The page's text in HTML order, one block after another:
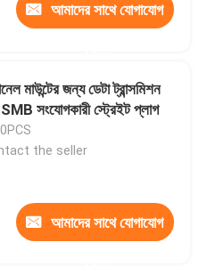
আমাদের সাথে যোগাযোগ
মাউন্টের জন্য ডেটা ট্রান্সমিশন
সংযোগকারী স্ট্রেইট প্লাগ
the seller
আমাদের সাথে যোগাযোগ